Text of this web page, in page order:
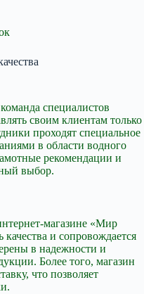
специалистов
своим клиентам только
проходят специальное
в области водного
рекомендации и
выбор.
магазине «Мир
и сопровождается
в надежности и
Более того, магазин
что позволяет